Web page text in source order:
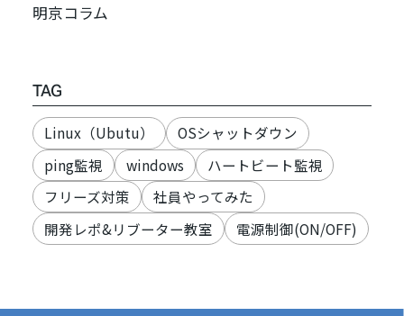
明京コラム
TAG
Linux（Ubutu）
OSシャットダウン
ping監視
windows
ハートビート監視
フリーズ対策
社員やってみた
開発レポ&リブーター教室
電源制御(ON/OFF)